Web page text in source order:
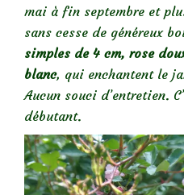
mai à fin septembre et
sans cesse de généreux
simples de 4 cm, rose
blanc, qui enchantent le
Aucun souci d’entretien.
débutant.